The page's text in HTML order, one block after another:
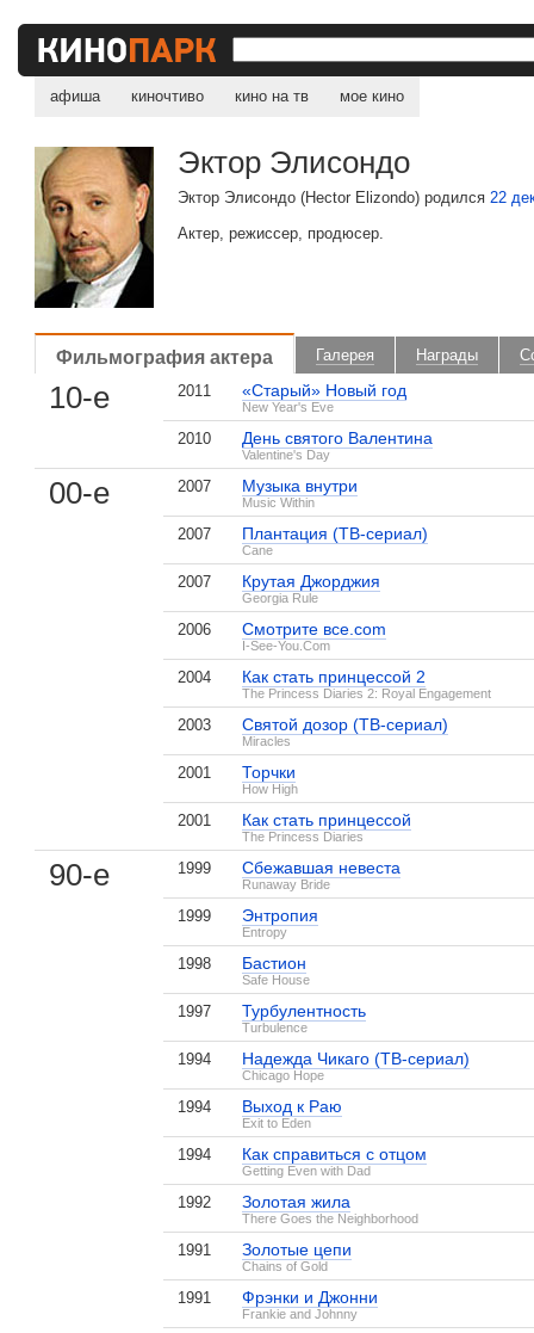
афиша киночтиво кино на тв мое кино
Эктор Элисондо
Эктор Элисондо (Hector Elizondo) родился22
Актер, режиссер, продюсер.
Фильмография актера Галерея Награды
10-е 2011 «Старый» Новый год
New Year's Eve
2010 День святого Валентина
Valentine's Day
00-е 2007 Музыка внутри
Music Within
2007 Плантация (ТВ-сериал)
Cane
2007 Крутая Джорджия
Georgia Rule
2006 Смотрите все.com
I-See-You.Com
2004 Как стать принцессой 2
The Princess Diaries 2: Royal Engagement
2003 Святой дозор (ТВ-сериал)
Miracles
2001 Торчки
How High
2001 Как стать принцессой
The Princess Diaries
90-е 1999 Сбежавшая невеста
Runaway Bride
1999 Энтропия
Entropy
1998 Бастион
Safe House
1997 Турбулентность
Turbulence
1994 Надежда Чикаго (ТВ-сериал)
Chicago Hope
1994 Выход к Раю
Exit to Eden
1994 Как справиться с отцом
Getting Even with Dad
1992 Золотая жила
There Goes the Neighborhood
1991 Золотые цепи
Chains of Gold
1991 Фрэнки и Джонни
Frankie and Johnny